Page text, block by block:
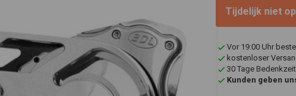
Tijdelijk niet
Vor 19:00 Uhr
kostenloser
30 Tage
Kunden geben